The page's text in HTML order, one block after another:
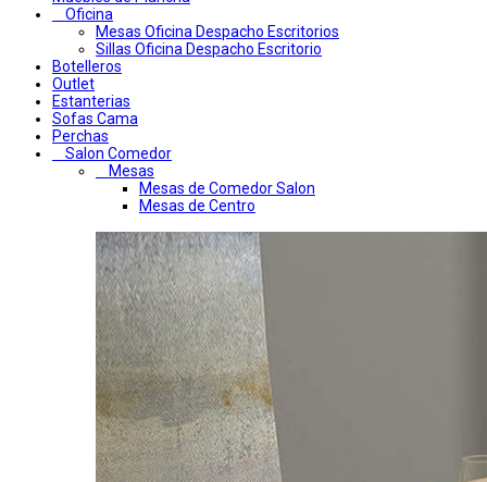
Oficina
Mesas Oficina Despacho Escritorios
Sillas Oficina Despacho Escritorio
Botelleros
Outlet
Estanterias
Sofas Cama
Perchas
Salon Comedor
Mesas
Mesas de Comedor Salon
Mesas de Centro